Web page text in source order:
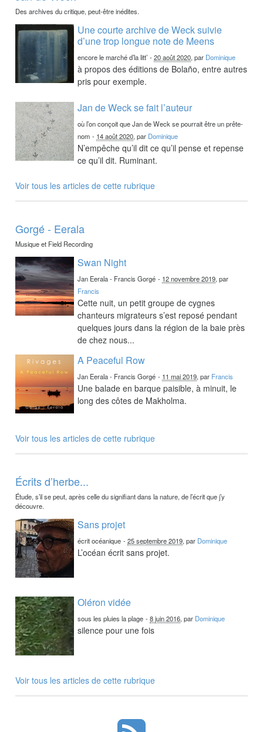
Des archives du critique, peut-être inédites.
Une courte archive de Weck suivie
d’une trop longue note de Meens
encore le marché d’la litt’ -20 août 2020, par Dominique
à propos des éditions de Bolaño, entre autres
pris pour exemple.
Jan de Weck se fait l’auteur
où l’on conçoit que Jan de Weck se pourrait être un prête-
nom - 14 août 2020, par Dominique
N’empêche qu’il dit ce qu’il pense et repense
ce qu’il dit. Ruminant.
Voir tous les articles de cette rubrique
Gorgé - Eerala
Musique et Field Recording
Swan Night
Jan Eerala - Francis Gorgé - 12 novembre 2019, par
Francis
Cette nuit, un petit groupe de cygnes
chanteurs migrateurs s’est reposé pendant
quelques jours dans la région de la baie près
de chez nous...
A Peaceful Row
Jan Eerala - Francis Gorgé - 11 mai 2019, par Francis
Une balade en barque paisible, à minuit, le
long des côtes de Makholma.
Voir tous les articles de cette rubrique
Écrits d’herbe...
Étude, s’il se peut, après celle du signifiant dans la nature, de l’écrit que j’y
découvre.
Sans projet
écrit océanique -25 septembre 2019, par Dominique
L’océan écrit sans projet.
Oléron vidée
sous les pluies la plage -8 juin 2016, par Dominique
silence pour une fois
Voir tous les articles de cette rubrique